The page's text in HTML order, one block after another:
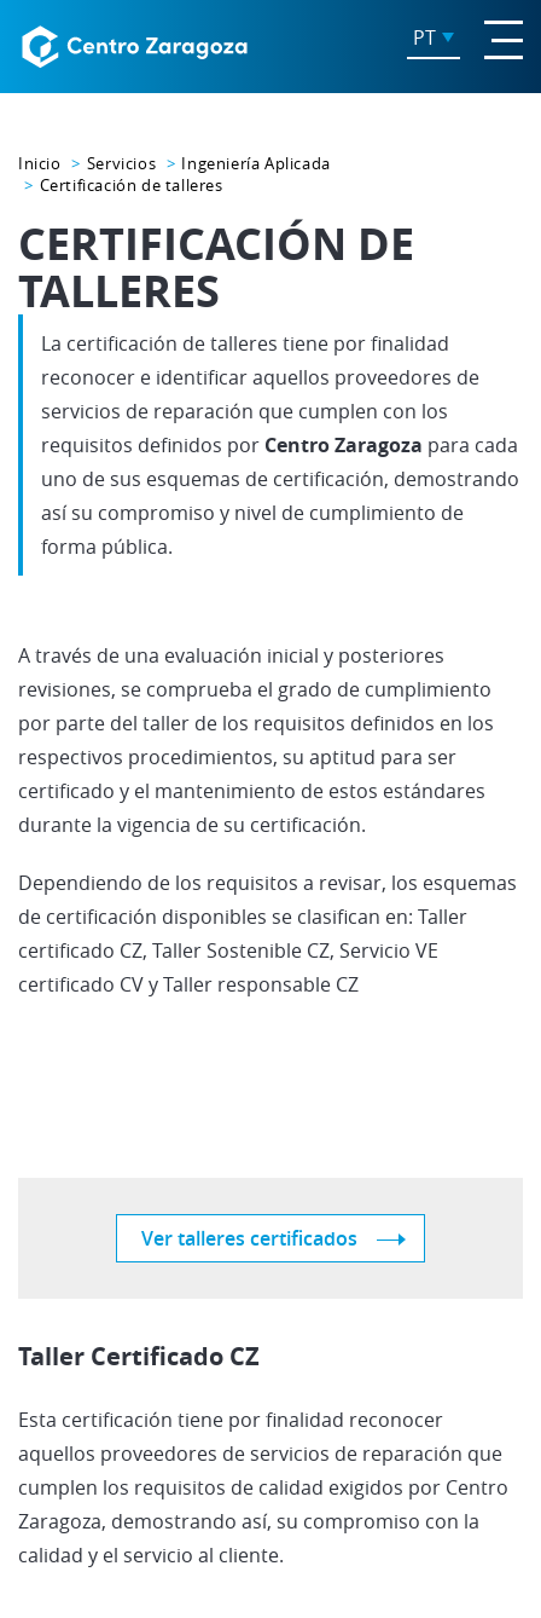
PT
Inicio Servicios
Ingeniería Aplicada
Certificación de talleres
CERTIFICACIÓN DE
TALLERES
La certificación de talleres tiene por finalidad
reconocer e identificar aquellos proveedores de
servicios de reparación que cumplen con los
requisitos definidos por Centro Zaragoza para cada
uno de sus esquemas de certificación, demostrando
así su compromiso y nivel de cumplimiento de
forma pública.
A través de una evaluación inicial y posteriores
revisiones, se comprueba el grado de cumplimiento
por parte del taller de los requisitos definidos en los
respectivos procedimientos, su aptitud para ser
certificado y el mantenimiento de estos estándares
durante la vigencia de su certificación.
Dependiendo de los requisitos a revisar, los esquemas
de certificación disponibles se clasifican en: Taller
certificado CZ, Taller Sostenible CZ, Servicio VE
certificado CV y Taller responsable CZ
Ver talleres certificados
Taller Certificado CZ
Esta certificación tiene por finalidad reconocer
aquellos proveedores de servicios de reparación que
cumplen los requisitos de calidad exigidos por Centro
Zaragoza, demostrando así, su compromiso con la
calidad y el servicio al cliente.